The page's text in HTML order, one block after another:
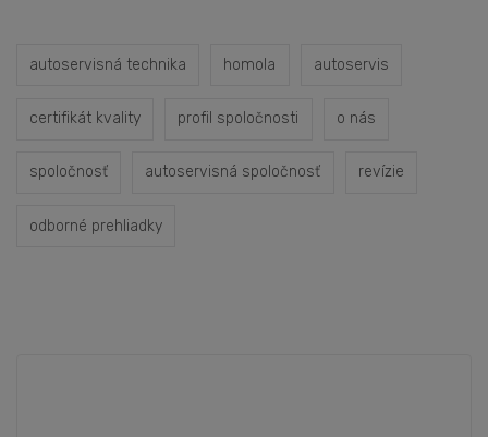
autoservisná technika homola autoservis
certifikát kvality profil spoločnosti o nás
spoločnosť autoservisná spoločnosť revízie
odborné prehliadky